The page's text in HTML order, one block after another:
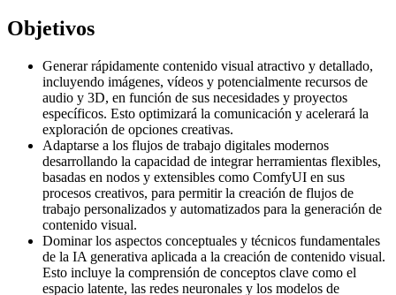
Objetivos
Generar rápidamente contenido visual atractivo y detallado,
incluyendo imágenes, vídeos y potencialmente recursos de
audio y 3D, en función de sus necesidades y proyectos
específicos. Esto optimizará la comunicación y acelerará la
exploración de opciones creativas.
Adaptarse a los flujos de trabajo digitales modernos
desarrollando la capacidad de integrar herramientas flexibles,
basadas en nodos y extensibles como ComfyUI en sus
procesos creativos, para permitir la creación de flujos de
trabajo personalizados y automatizados para la generación de
contenido visual.
Dominar los aspectos conceptuales y técnicos fundamentales
de la IA generativa aplicada a la creación de contenido visual.
Esto incluye la comprensión de conceptos clave como el
espacio latente, las redes neuronales y los modelos de